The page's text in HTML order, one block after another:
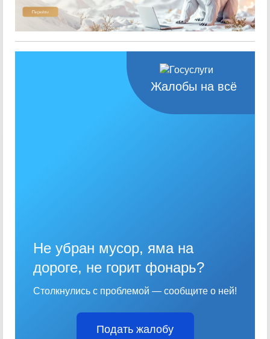
Жалобы на всё
Не убран мусор, яма на
дороге, не горит фонарь?
Столкнулись с проблемой — сообщите о ней!
Подать жалобу